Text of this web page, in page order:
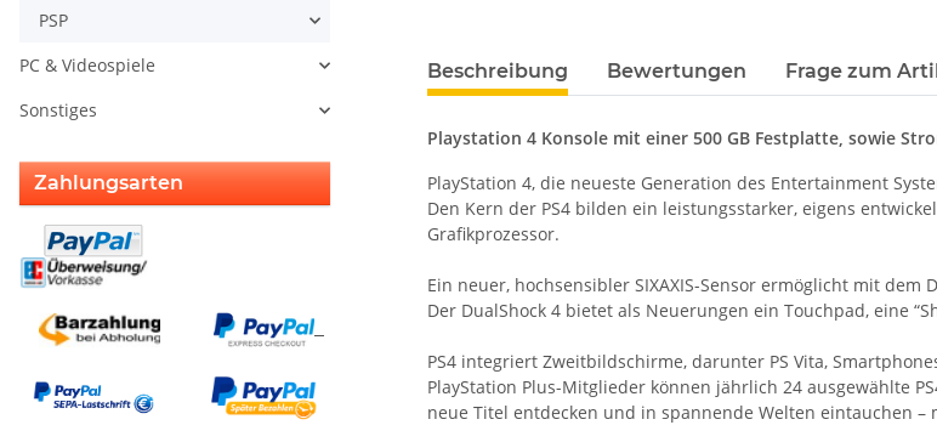
Beschreibung Bewertungen Frage zum
Playstation 4 Konsole mit einer 500 GB Festplatte, sowie
PlayStation 4, die neueste Generation des Entertainment
Den Kern der PS4 bilden ein leistungsstarker, eigens
Grafikprozessor.
Ein neuer, hochsensibler SIXAXIS-Sensor ermöglicht mit
Der DualShock 4 bietet als Neuerungen ein Touchpad, eine
PS4 integriert Zweitbildschirme, darunter PS Vita,
PlayStation Plus-Mitglieder können jährlich 24 ausgewählte
neue Titel entdecken und in spannende Welten eintauchen
PSP
PC & Videospiele
Sonstiges
Zahlungsarten